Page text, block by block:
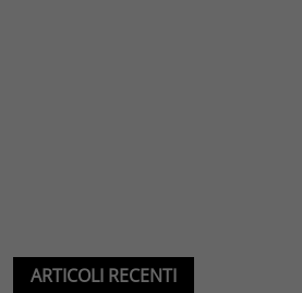
ARTICOLI RECENTI